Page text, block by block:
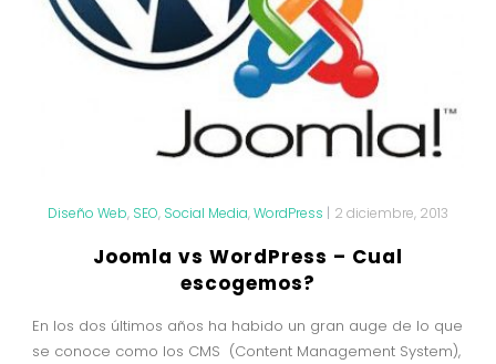
Diseño Web, SEO, Social Media,WordPress | 2 diciembre, 2013
Joomla vs WordPress – Cual
escogemos?
En los dos últimos años ha habido un gran auge de lo que
se conoce como los CMS (Content Management System),